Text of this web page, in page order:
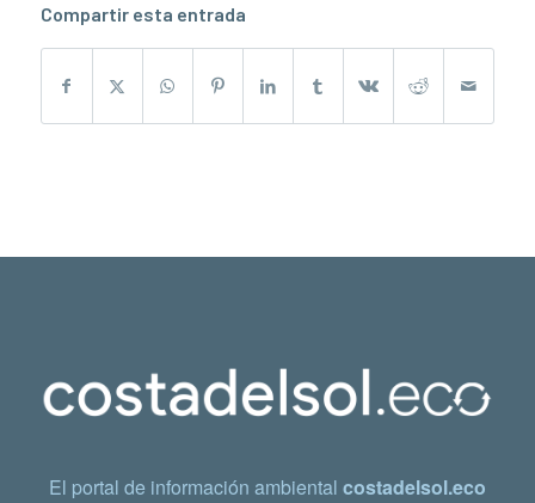
Compartir esta entrada
El portal de información ambiental costadelsol.eco